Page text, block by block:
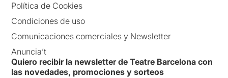
Política de Cookies
Condiciones de uso
Comunicaciones comerciales y Newsletter
Anuncia’t
Quiero recibir la newsletter de Teatre Barcelona con
las novedades, promociones y sorteos